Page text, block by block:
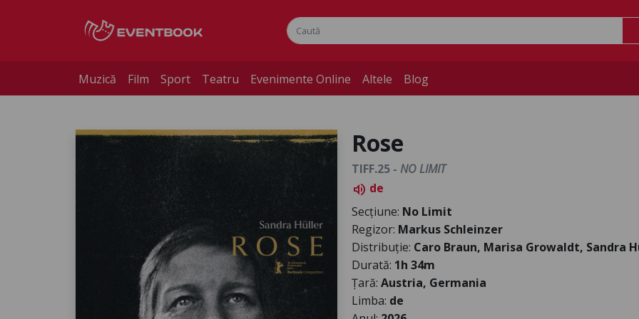
Muzică Film Sport Teatru Evenimente Online Altele Blog
Rose
TIFF.25 - NO LIMIT
volume_up de
Secțiune: No Limit
Regizor: Markus Schleinzer
Distribuție: Caro Braun, Marisa Growaldt, Sandra
Durată: 1h 34m
Țară: Austria, Germania
Limba: de